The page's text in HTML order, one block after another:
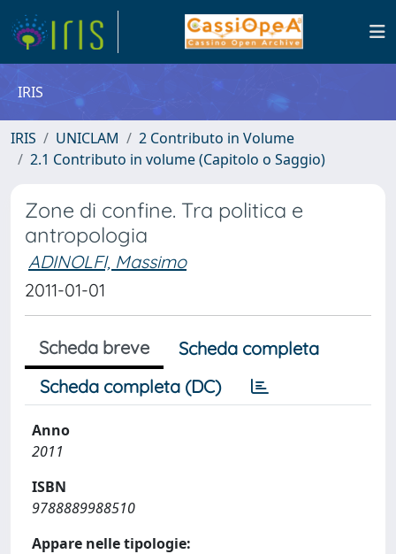
IRIS
IRIS UNICLAM
2 Contributo in Volume
2.1 Contributo in volume (Capitolo o Saggio)
Zone di confine. Tra politica e
antropologia
ADINOLFI, Massimo
2011-01-01
Scheda breve
Scheda completa
Scheda completa (DC)
Anno
2011
ISBN
9788889988510
Appare nelle tipologie: